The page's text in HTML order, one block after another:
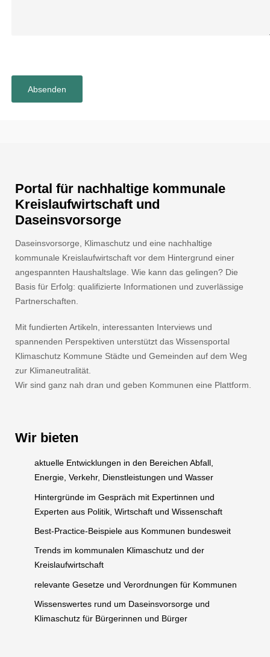
Portal für nachhaltige kommunale
Kreislaufwirtschaft und
Daseinsvorsorge
Daseinsvorsorge, Klimaschutz und eine nachhaltige
kommunale Kreislaufwirtschaft vor dem Hintergrund einer
angespannten Haushaltslage. Wie kann das gelingen? Die
Basis für Erfolg: qualifizierte Informationen und zuverlässige
Partnerschaften.
Mit fundierten Artikeln, interessanten Interviews und
spannenden Perspektiven unterstützt das Wissensportal
Klimaschutz Kommune Städte und Gemeinden auf dem Weg
zur Klimaneutralität.
Wir sind ganz nah dran und geben Kommunen eine Plattform.
Wir bieten
aktuelle Entwicklungen in den Bereichen Abfall,
Energie, Verkehr, Dienstleistungen und Wasser
Hintergründe im Gespräch mit Expertinnen und
Experten aus Politik, Wirtschaft und Wissenschaft
Best-Practice-Beispiele aus Kommunen bundesweit
Trends im kommunalen Klimaschutz und der
Kreislaufwirtschaft
relevante Gesetze und Verordnungen für Kommunen
Wissenswertes rund um Daseinsvorsorge und
Klimaschutz für Bürgerinnen und Bürger